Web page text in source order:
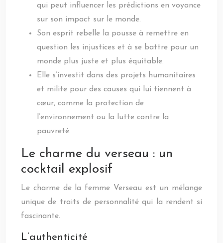
qui peut influencer les prédictions en voyance
sur son impact sur le monde.
Son esprit rebelle la pousse à remettre en
question les injustices et à se battre pour un
monde plus juste et plus équitable.
Elle s’investit dans des projets humanitaires
et milite pour des causes qui lui tiennent à
cœur, comme la protection de
l’environnement ou la lutte contre la
pauvreté.
Le charme du verseau : un
cocktail explosif
Le charme de la femme Verseau est un mélange
unique de traits de personnalité qui la rendent si
fascinante.
L’authenticité